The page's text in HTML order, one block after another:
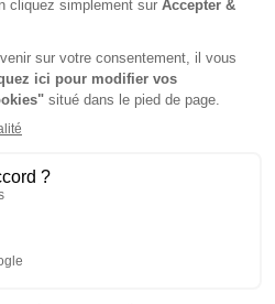
Epicurisme Mag